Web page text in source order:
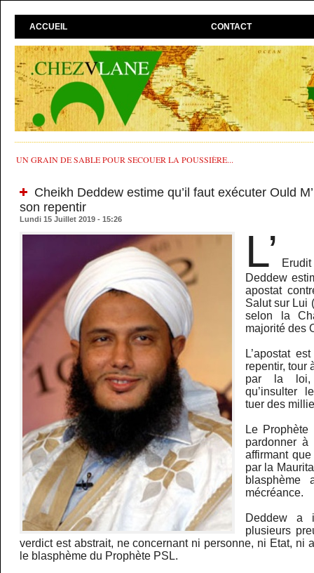
ACCUEIL CONTACT
UN GRAIN DE SABLE POUR SECOUER LA POUSSIÈRE...
Cheikh Deddew estime qu’il faut exécuter Ould
son repentir
Lundi 15 Juillet 2019 - 15:26
L’
Deddew
apostat
Salut sur Lui
selon la
majorité des
L’apostat
repentir, tour
par la loi,
qu’insulter
tuer des
Le Prophète
pardonner à
affirmant
par la
blasphème
mécréance.
Deddew a
plusieurs
verdict est abstrait, ne concernant ni personne, ni Etat, ni
le blasphème du Prophète PSL.